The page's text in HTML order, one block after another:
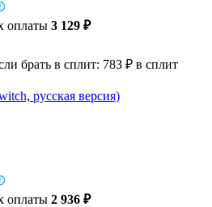
оплаты 3 129 ₽
брать в сплит: 783 ₽ в сплит
русская версия)
оплаты 2 936 ₽